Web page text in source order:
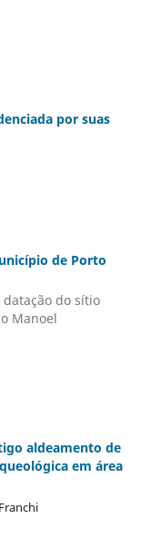
por suas
de Porto
do sítio
Manoel
aldeamento de
em área